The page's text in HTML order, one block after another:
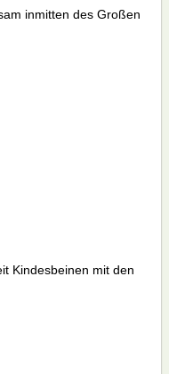
inmitten des Großen
Kindesbeinen mit den